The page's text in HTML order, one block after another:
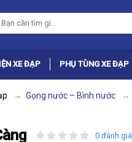
XE ĐẠP PHỤ TÙNG XE ĐẠP
Gọng nước – Bình nước
0 đánh giá